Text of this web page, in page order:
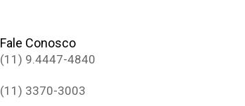
Fale Conosco
(11) 9.4447-4840
(11) 3370-3003